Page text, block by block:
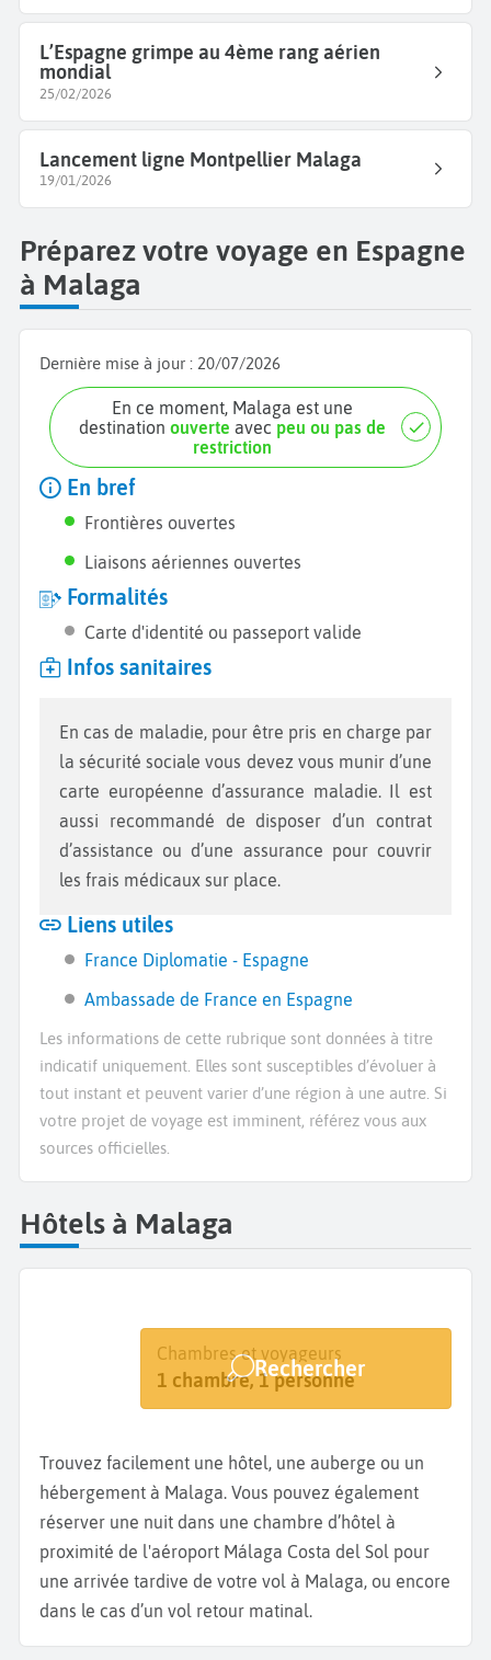
L’Espagne grimpe au 4ème rang aérien
mondial
25/02/2026
Lancement ligne Montpellier Malaga
19/01/2026
Préparez votre voyage en Espagne
à Malaga
Dernière mise à jour : 20/07/2026
En ce moment, Malaga est une
destinationouverte avec peu ou pas de
restriction
En bref
Frontières ouvertes
Liaisons aériennes ouvertes
Formalités
Carte d'identité ou passeport valide
Infos sanitaires
En cas de maladie, pour être pris en charge par
la sécurité sociale vous devez vous munir d’une
carte européenne d’assurance maladie. Il est
aussi recommandé de disposer d’un contrat
d’assistance ou d’une assurance pour couvrir
les frais médicaux sur place.
Liens utiles
France Diplomatie - Espagne
Ambassade de France en Espagne
Les informations de cette rubrique sont données à titre
indicatif uniquement. Elles sont susceptibles d’évoluer à
tout instant et peuvent varier d’une région à une autre. Si
votre projet de voyage est imminent, référez vous aux
sources officielles.
Hôtels à Malaga
Destination
Malaga
Dates
Dates de votre séjour
Chambres et voyageurs
1 chambre, 1 personne
Rechercher
Trouvez facilement une hôtel, une auberge ou un
hébergement à Malaga. Vous pouvez également
réserver une nuit dans une chambre d’hôtel à
proximité de l'aéroport Málaga Costa del Sol pour
une arrivée tardive de votre vol à Malaga, ou encore
dans le cas d’un vol retour matinal.